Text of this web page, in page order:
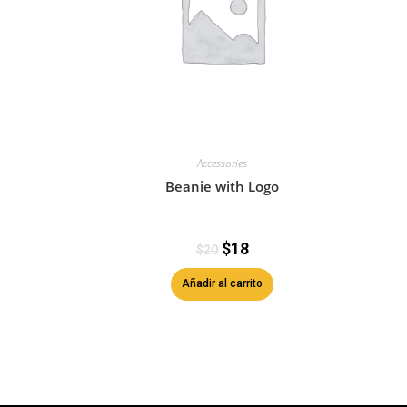
Accessories
Beanie with Logo
$20 $18
Añadir al carrito